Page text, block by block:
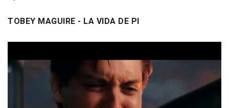
TOBEY MAGUIRE - LA VIDA DE PI